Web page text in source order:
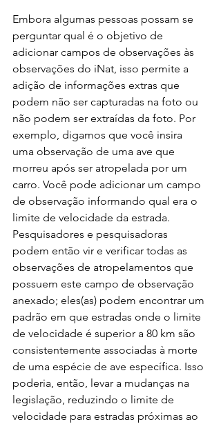
Embora algumas pessoas possam se
perguntar qual é o objetivo de
adicionar campos de observações às
observações do iNat, isso permite a
adição de informações extras que
podem não ser capturadas na foto ou
não podem ser extraídas da foto. Por
exemplo, digamos que você insira
uma observação de uma ave que
morreu após ser atropelada por um
carro. Você pode adicionar um campo
de observação informando qual era o
limite de velocidade da estrada.
Pesquisadores e pesquisadoras
podem então vir e verificar todas as
observações de atropelamentos que
possuem este campo de observação
anexado; eles(as) podem encontrar um
padrão em que estradas onde o limite
de velocidade é superior a 80 km são
consistentemente associadas à morte
de uma espécie de ave específica. Isso
poderia, então, levar a mudanças na
legislação, reduzindo o limite de
velocidade para estradas próximas ao